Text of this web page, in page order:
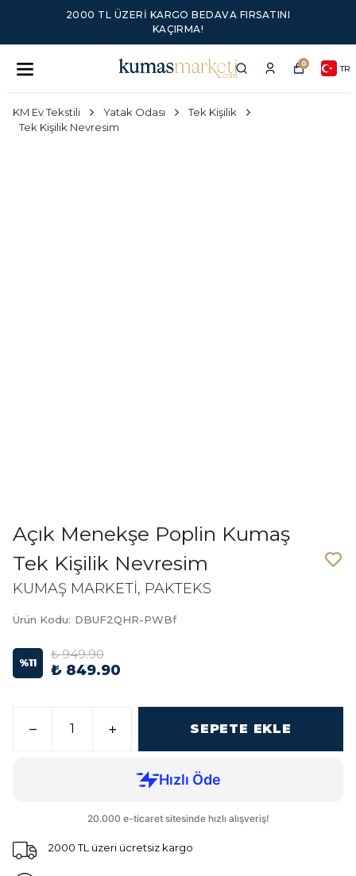
2000 TL ÜZERI KARGO BEDAVA FIRSATINI
KAÇIRMA!
0 TR
KM Ev Tekstili Yatak Odası
Tek Kişilik
Tek Kişilik Nevresim
Açık Menekşe Poplin Kumaş
Tek Kişilik Nevresim
KUMAŞ MARKETİ, PAKTEKS
Ürün Kodu: DBUF2QHR-PWBf
%11
₺ 949.90
₺ 849.90
SEPETE EKLE
2000 TL üzeri ücretsiz kargo